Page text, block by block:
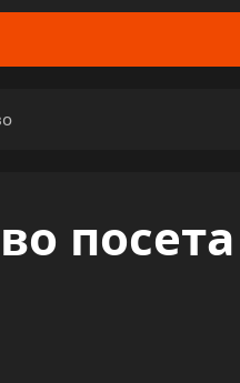
посета